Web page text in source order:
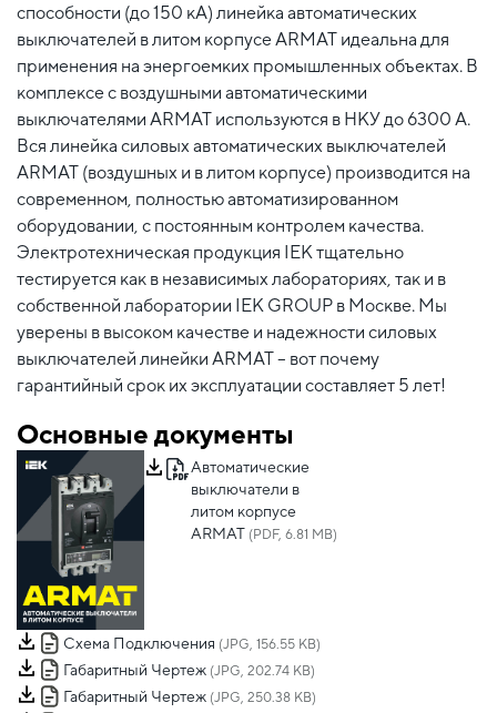
способности (до 150 кА) линейка автоматических
выключателей в литом корпусе ARMAT идеальна для
применения на энергоемких промышленных объектах. В
комплексе с воздушными автоматическими
выключателями ARMAT используются в НКУ до 6300 А.
Вся линейка силовых автоматических выключателей
ARMAT (воздушных и в литом корпусе) производится на
современном, полностью автоматизированном
оборудовании, с постоянным контролем качества.
Электротехническая продукция IEK тщательно
тестируется как в независимых лабораториях, так и в
собственной лаборатории IEK GROUP в Москве. Мы
уверены в высоком качестве и надежности силовых
выключателей линейки ARMAT – вот почему
гарантийный срок их эксплуатации составляет 5 лет!
Основные документы
Автоматические
выключатели в
литом корпусе
ARMAT (PDF, 6.81 MB)
Схема Подключения (JPG, 156.55 KB)
Габаритный Чертеж (JPG, 202.74 KB)
Габаритный Чертеж (JPG, 250.38 KB)